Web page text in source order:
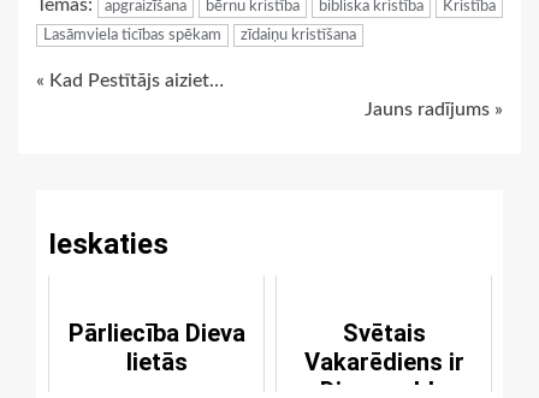
Tēmas: apgraizīšana bērnu kristība bibliska kristība
Kristība
Lasāmviela ticības spēkam
zīdaiņu kristīšana
Continue
« Kad Pestītājs aiziet…
Jauns radījums »
Ieskaties
Pārliecība Dieva
lietās
Svētais
Vakarēdiens ir
Dieva galds